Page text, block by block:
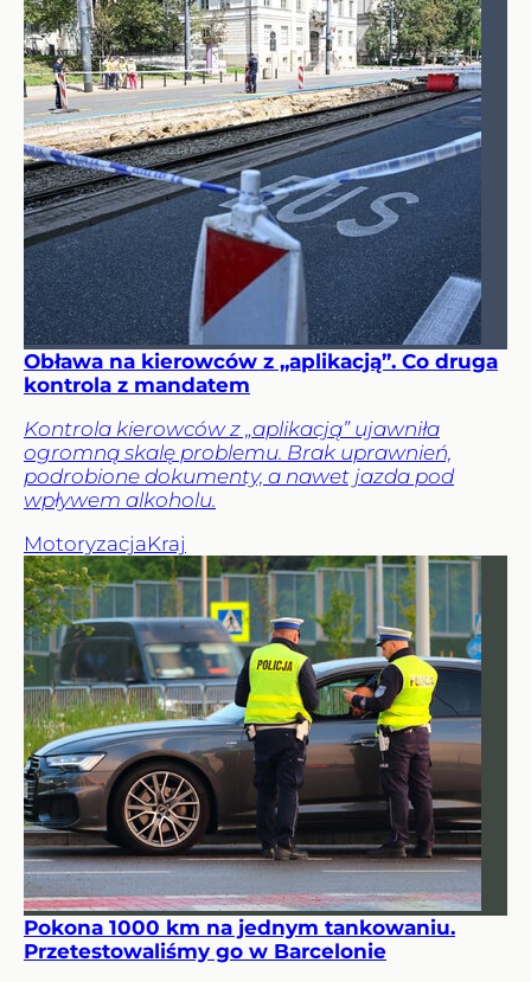
Obława na kierowców z „aplikacją”. Co druga
kontrola z mandatem
Kontrola kierowców z „aplikacją” ujawniła
ogromną skalę problemu. Brak uprawnień,
podrobione dokumenty, a nawet jazda pod
wpływem alkoholu.
MotoryzacjaKraj
Pokona 1000 km na jednym tankowaniu.
Przetestowaliśmy go w Barcelonie